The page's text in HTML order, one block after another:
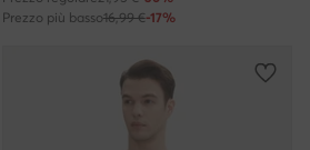
Prezzo più basso16,99 €-17%